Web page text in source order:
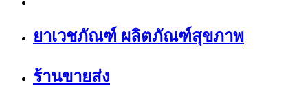
ยาเวชภัณฑ์ ผลิตภัณฑ์สุขภาพ
ร้านขายส่ง